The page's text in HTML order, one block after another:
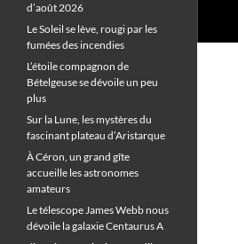
d’août 2026
Le Soleil se lève, rougi par les
fumées des incendies
L’étoile compagnon de
Bételgeuse se dévoile un peu
plus
Sur la Lune, les mystères du
fascinant plateau d’Aristarque
À Céron, un grand gîte
accueille les astronomes
amateurs
Le télescope James Webb nous
dévoile la galaxie Centaurus A